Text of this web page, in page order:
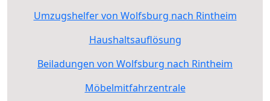
Umzugshelfer von Wolfsburg nach Rintheim
Haushaltsauflösung
Beiladungen von Wolfsburg nach Rintheim
Möbelmitfahrzentrale